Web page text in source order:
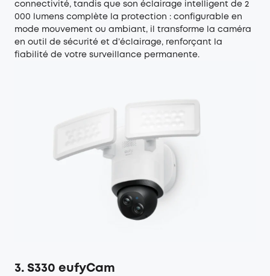
connectivité, tandis que son éclairage intelligent de 2
000 lumens complète la protection : configurable en
mode mouvement ou ambiant, il transforme la caméra
en outil de sécurité et d’éclairage, renforçant la
fiabilité de votre surveillance permanente.
3. S330 eufyCam